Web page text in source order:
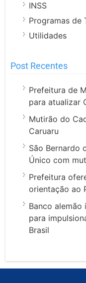
INSS
Programas de
Utilidades
Post Recentes
Prefeitura de
para atualizar
Mutirão do
Caruaru
São Bernardo
Único com
Prefeitura
orientação ao
Banco
para
Brasil